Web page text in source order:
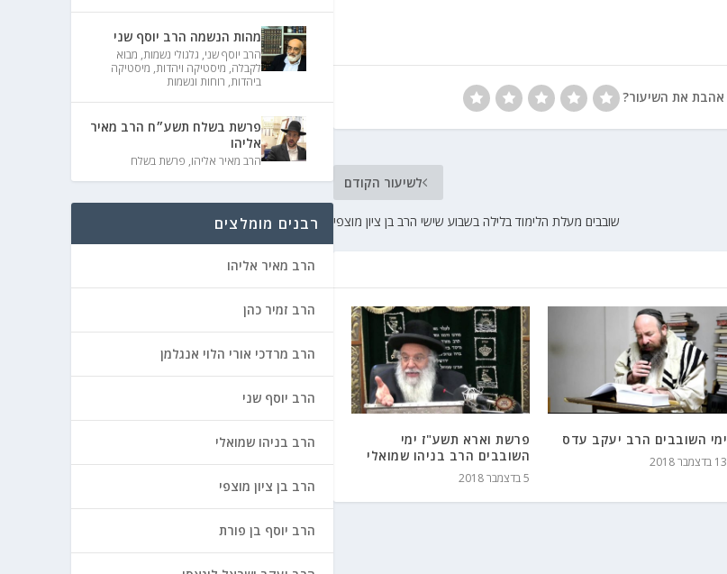
אהבת את השיעור?
לשיעור הקודם
שובבים מעלת הלימוד בלילה בשבוע שישי הרב בן ציון מוצפי
ימי השובבים הרב יעקב עדס
13 בדצמבר 2018
פרשת וארא תשע"ז ימי
השובבים הרב בניהו שמואלי
5 בדצמבר 2018
מהות הנשמה הרב יוסף שני
הרב יוסף שני, גלגולי נשמות, מבוא
לקבלה, מיסטיקה ויהדות, מיסטיקה
ביהדות, רוחות ונשמות
פרשת בשלח תשע״ח הרב מאיר
אליהו
הרב מאיר אליהו, פרשת בשלח
רבנים מומלצים
הרב מאיר אליהו
הרב זמיר כהן
הרב מרדכי אורי הלוי אנגלמן
הרב יוסף שני
הרב בניהו שמואלי
הרב בן ציון מוצפי
הרב יוסף בן פורת